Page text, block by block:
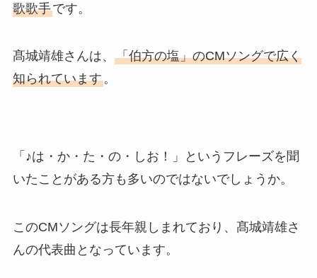
歌歌手です。
髙城靖雄さんは、 「伯方の塩」のCMソングで広く
知られています。
「♪は・か・た・の・しお！」というフレーズを聞
いたことがある方も多いのではないでしょうか。
このCMソングは長年親しまれており、髙城靖雄さ
んの代表曲となっています。